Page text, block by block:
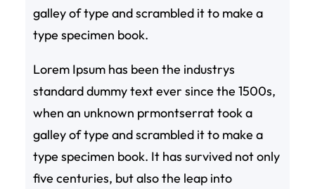
galley of type and scrambled it to make a
type specimen book.
Lorem Ipsum has been the industrys
standard dummy text ever since the 1500s,
when an unknown prmontserrat took a
galley of type and scrambled it to make a
type specimen book. It has survived not only
five centuries, but also the leap into